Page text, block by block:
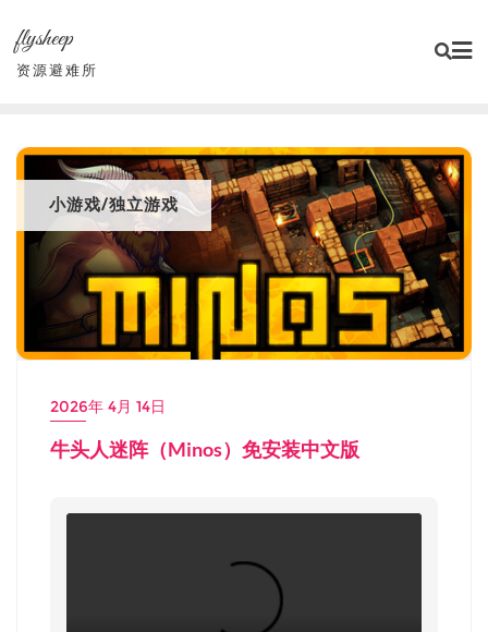
content
flysheep
资源避难所
小游戏/独立游戏
2026年 4月 14日
牛头人迷阵（Minos）免安装中文版